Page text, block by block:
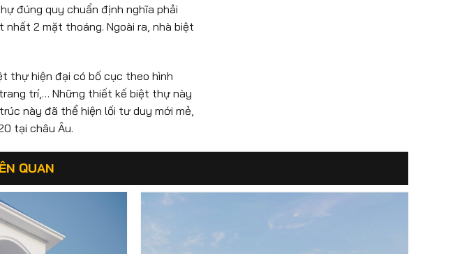
đúng quy chuẩn định nghĩa phải
2 mặt thoáng. Ngoài ra, nhà biệt
thự hiện đại có bố cục theo hình
trí,… Những thiết kế biệt thự này
này đã thể hiện lối tư duy mới mẻ,
tại châu Âu.
QUAN